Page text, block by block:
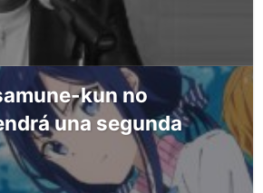
kun no
una segunda